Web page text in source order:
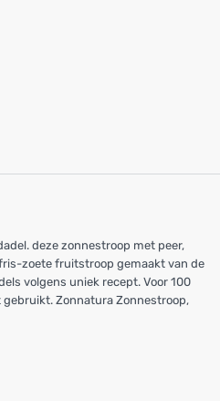
deze zonnestroop met peer,
zoete fruitstroop gemaakt van de
volgens uniek recept. Voor 100
Zonnatura Zonnestroop,